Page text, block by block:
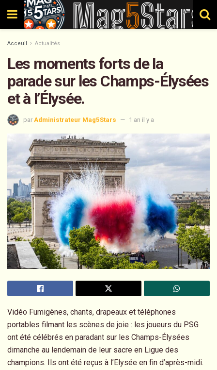
Acceuil Actualités
Les moments forts de la
parade sur les Champs-Élysées
et à l’Élysée.
par Administrateur Mag5Stars 1 an il y a
Vidéo Fumigènes, chants, drapeaux et téléphones
portables filmant les scènes de joie : les joueurs du PSG
ont été célébrés en paradant sur les Champs-Élysées
dimanche au lendemain de leur sacre en Ligue des
champions. Ils ont été reçus à l’Elysée en fin d’après-midi.